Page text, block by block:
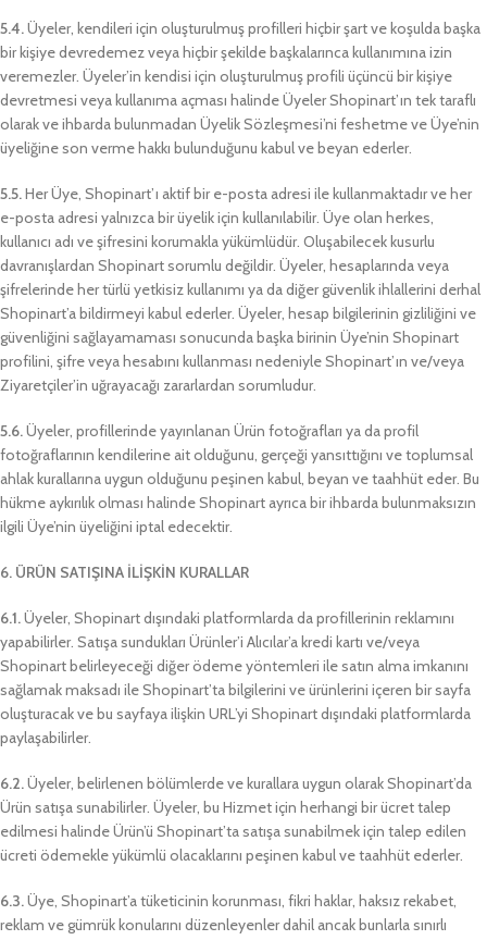
5.4.Üyeler, kendileri için oluşturulmuş profilleri hiçbir şart ve koşulda başka
bir kişiye devredemez veya hiçbir şekilde başkalarınca kullanımına izin
veremezler. Üyeler’in kendisi için oluşturulmuş profili üçüncü bir kişiye
devretmesi veya kullanıma açması halinde Üyeler Shopinart’ın tek taraflı
olarak ve ihbarda bulunmadan Üyelik Sözleşmesi’ni feshetme ve Üye’nin
üyeliğine son verme hakkı bulunduğunu kabul ve beyan ederler.
5.5.Her Üye, Shopinart’ı aktif bir e-posta adresi ile kullanmaktadır ve her
e-posta adresi yalnızca bir üyelik için kullanılabilir. Üye olan herkes,
kullanıcı adı ve şifresini korumakla yükümlüdür. Oluşabilecek kusurlu
davranışlardan Shopinart sorumlu değildir. Üyeler, hesaplarında veya
şifrelerinde her türlü yetkisiz kullanımı ya da diğer güvenlik ihlallerini derhal
Shopinart’a bildirmeyi kabul ederler. Üyeler, hesap bilgilerinin gizliliğini ve
güvenliğini sağlayamaması sonucunda başka birinin Üye’nin Shopinart
profilini, şifre veya hesabını kullanması nedeniyle Shopinart’ın ve/veya
Ziyaretçiler’in uğrayacağı zararlardan sorumludur.
5.6.Üyeler, profillerinde yayınlanan Ürün fotoğrafları ya da profil
fotoğraflarının kendilerine ait olduğunu, gerçeği yansıttığını ve toplumsal
ahlak kurallarına uygun olduğunu peşinen kabul, beyan ve taahhüt eder. Bu
hükme aykırılık olması halinde Shopinart ayrıca bir ihbarda bulunmaksızın
ilgili Üye’nin üyeliğini iptal edecektir.
6. ÜRÜN SATIŞINA İLİŞKİN KURALLAR
6.1.Üyeler, Shopinart dışındaki platformlarda da profillerinin reklamını
yapabilirler. Satışa sundukları Ürünler’i Alıcılar’a kredi kartı ve/veya
Shopinart belirleyeceği diğer ödeme yöntemleri ile satın alma imkanını
sağlamak maksadı ile Shopinart’ta bilgilerini ve ürünlerini içeren bir sayfa
oluşturacak ve bu sayfaya ilişkin URL’yi Shopinart dışındaki platformlarda
paylaşabilirler.
6.2.Üyeler, belirlenen bölümlerde ve kurallara uygun olarak Shopinart’da
Ürün satışa sunabilirler. Üyeler, bu Hizmet için herhangi bir ücret talep
edilmesi halinde Ürün’ü Shopinart’ta satışa sunabilmek için talep edilen
ücreti ödemekle yükümlü olacaklarını peşinen kabul ve taahhüt ederler.
6.3.Üye, Shopinart’a tüketicinin korunması, fikri haklar, haksız rekabet,
reklam ve gümrük konularını düzenleyenler dahil ancak bunlarla sınırlı